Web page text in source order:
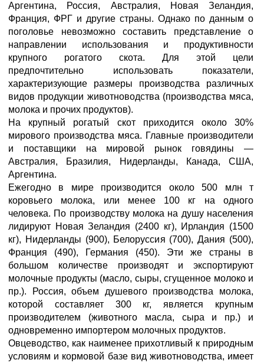
Аргентина, Россия, Австралия, Новая Зеландия,
Франция, ФРГ и другие страны. Однако по данным о
поголовье невозможно составить представление о
направлении использования и продуктивности
крупного рогатого скота. Для этой цели
предпочтительно использовать показатели,
характеризующие размеры производства различных
видов продукции животноводства (производства мяса,
молока и прочих продуктов).
На крупный рогатый скот приходится около 30%
мирового производства мяса. Главные производители
и поставщики на мировой рынок говядины —
Австралия, Бразилия, Нидерланды, Канада, США,
Аргентина.
Ежегодно в мире производится около 500 млн т
коровьего молока, или менее 100 кг на одного
человека. По производству молока на душу населения
лидируют Новая Зеландия (2400 кг), Ирландия (1500
кг), Нидерланды (900), Белоруссия (700), Дания (500),
Франция (490), Германия (450). Эти же страны в
большом количестве производят и экспортируют
молочные продукты (масло, сыры, сгущенное молоко и
пр.). Россия, объем душевого производства молока,
которой составляет 300 кг, является крупным
производителем (животного масла, сыра и пр.) и
одновременно импортером молочных продуктов.
Овцеводство, как наименее прихотливый к природным
условиям и кормовой базе вид животноводства, имеет